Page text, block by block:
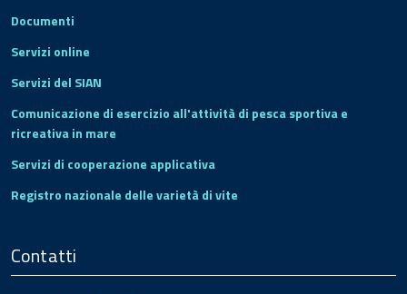
Documenti
Servizi online
Servizi del SIAN
Comunicazione di esercizio all'attività di pesca sportiva e
ricreativa in mare
Servizi di cooperazione applicativa
Registro nazionale delle varietà di vite
Contatti